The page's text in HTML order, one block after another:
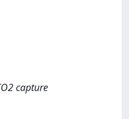
capture